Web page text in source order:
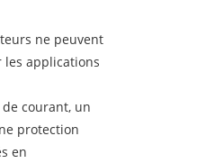
ne peuvent
les applications
courant, un
protection
en